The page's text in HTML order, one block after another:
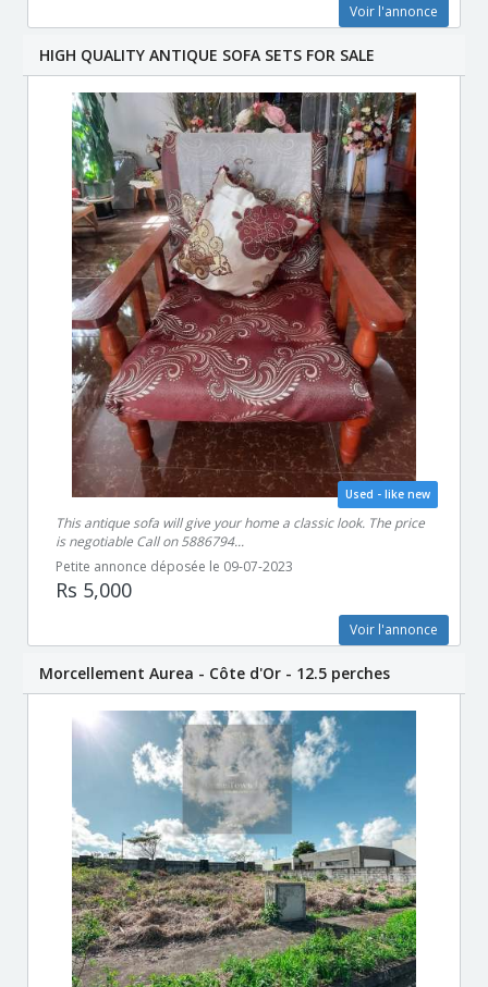
Voir l'annonce
HIGH QUALITY ANTIQUE SOFA SETS FOR SALE
Used - like new
This antique sofa will give your home a classic look. The price
is negotiable Call on 5886794...
Petite annonce déposée le 09-07-2023
Rs 5,000
Voir l'annonce
Morcellement Aurea - Côte d'Or - 12.5 perches